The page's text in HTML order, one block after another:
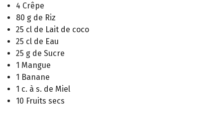
4 Crêpe
80 g de Riz
25 cl de Lait de coco
25 cl de Eau
25 g de Sucre
1 Mangue
1 Banane
1 c. à s. de Miel
10 Fruits secs